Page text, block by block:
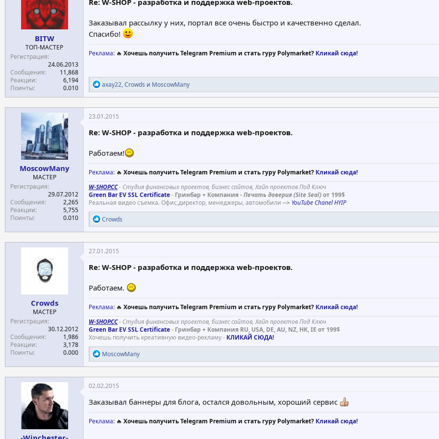
BITW
ТОП-МАСТЕР
Регистрация
24.06.2013
Сообщения
11,868
Реакции
6,194
Поинты
0.010
Re: W-SHOP - разработка и поддержка web-проектов.
Заказывал рассылку у них, портал все очень быстро и качественно сделал.
Спасибо!
Реклама: 🔥 Хочешь получить Telegram Premium и стать гуру Polymarket? Кликай сюда!
Р
е
а
к
ц
и
и
axay22,Crowds и MoscowMany
MoscowMany
МАСТЕР
Регистрация
29.07.2012
Сообщения
2,265
Реакции
5,755
Поинты
0.010
23.01.2015
Re: W-SHOP - разработка и поддержка web-проектов.
Работаем!
Реклама: 🔥 Хочешь получить Telegram Premium и стать гуру Polymarket? Кликай сюда!
W-SHOP.CC- Студия финансовых проектов, бизнес сайтов, Хайп проектов Под Ключ
Green Bar EV SSL Certificate- Гринбар + Компания -Печать доверия (Site Seal)от 199$
Реальная видео съемка. Офис,директор, менеджеры, автомобили --> YouTube Chanel HYIP
Р
е
а
к
ц
и
и
Crowds
Crowds
МАСТЕР
Регистрация
30.12.2012
Сообщения
1,986
Реакции
3,178
Поинты
0.000
27.01.2015
Re: W-SHOP - разработка и поддержка web-проектов.
Работаем.
Реклама: 🔥 Хочешь получить Telegram Premium и стать гуру Polymarket? Кликай сюда!
W-SHOP.CC- Студия финансовых проектов, бизнес сайтов, Хайп проектов Под Ключ
Green Bar EV SSL Certificate- Гринбар + Компания RU, USA, DE, AU, NZ, HK, IE от 199$
Хочешь получить креативную видео-рекламу - КЛИКАЙ СЮДА!
Р
е
а
к
ц
и
и
MoscowMany
02.02.2015
Заказывал баннеры для блога, остался довольным, хороший сервис
Реклама: 🔥 Хочешь получить Telegram Premium и стать гуру Polymarket? Кликай сюда!